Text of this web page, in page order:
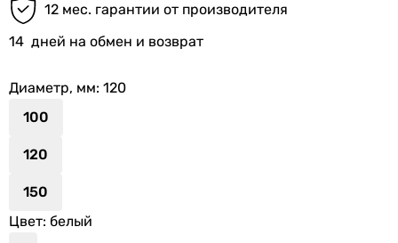
12 мес. гарантии от производителя
14 дней на обмен и возврат
Диаметр, мм: 120
100
120
150
Цвет: белый